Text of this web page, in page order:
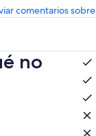
comentarios
no